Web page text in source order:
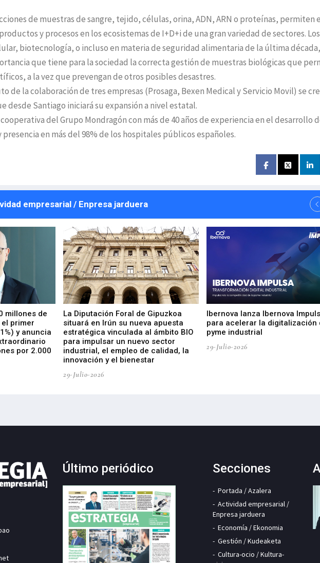
de muestras de sangre, tejido, células, orina, ADN, ARN o proteínas, permiten
y procesos en los ecosistemas de I+D+i de una gran variedad de sectores. Los
biotecnología, o incluso en materia de seguridad alimentaria de la última década,
que tiene para la sociedad la correcta gestión de muestras biológicas que
a la vez que prevengan de otros posibles desastres.
de la colaboración de tres empresas (Prosaga, Bexen Medical y Servicio Movil) se
desde Santiago iniciará su expansión a nivel estatal.
del Grupo Mondragón con más de 40 años de experiencia en el desarrollo
en más del 98% de los hospitales públicos españoles.
empresarial / Enpresa jarduera
millones de
primer
y anuncia
por 2.000
La Diputación Foral de Gipuzkoa
situará en Irún su nueva apuesta
estratégica vinculada al ámbito BIO
para impulsar un nuevo sector
industrial, el empleo de calidad, la
innovación y el bienestar
29-Julio-2026
Ibernova lanza Ibernova
para acelerar la digitalización
pyme industrial
29-Julio-2026
Último periódico Secciones
Portada / Azalera
Actividad empresarial /
Enpresa jarduera
Economía / Ekonomia
Gestión / Kudeaketa
Cultura-ocio / Kultura-